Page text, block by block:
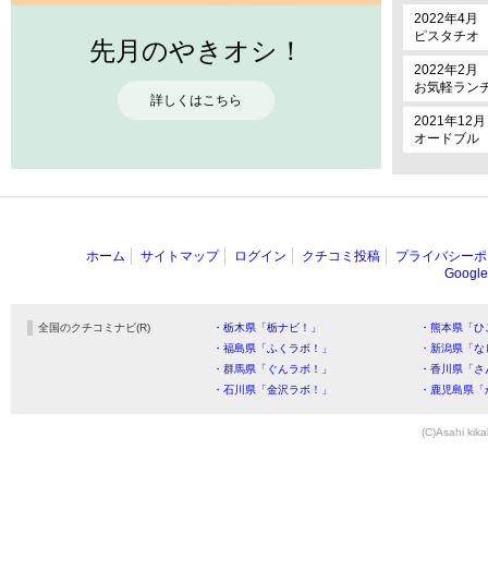
先月のやきオシ！
詳しくはこちら
2022年4月
ピスタチオ
2022年2月
お気軽ラン
2021年12月
オードブル
ホーム サイトマップ ログイン クチコミ投稿
プライバシー
全国のクチコミナビ(R) ・栃木県「栃ナビ！」
・熊本県「
・福島県「ふくラボ！」
・新潟県「
・群馬県「ぐんラボ！」
・香川県「
・石川県「金沢ラボ！」
・鹿児島県
(C)Asahi